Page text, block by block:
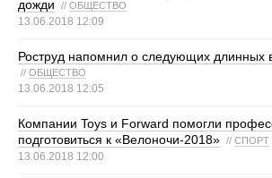
дожди
// ОБЩЕСТВО
13.06.2018 12:09
Роструд напомнил о следующих длинных
// ОБЩЕСТВО
13.06.2018 12:05
Компании Toys и Forward помогли
подготовиться к «Велоночи-2018» // СПОРТ
13.06.2018 12:00